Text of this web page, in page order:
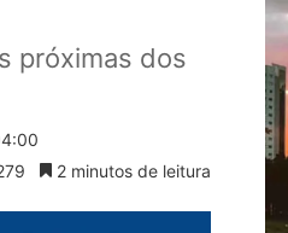
próximas dos
2 minutos de leitura